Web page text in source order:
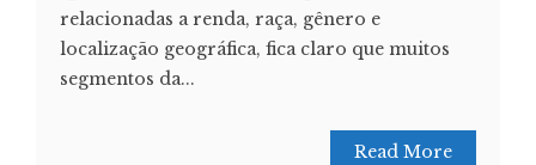
relacionadas a renda, raça, gênero e
localização geográfica, fica claro que muitos
segmentos da...
Read More